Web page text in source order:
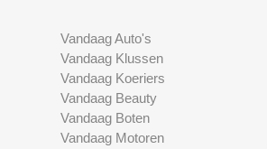
Vandaag Auto's
Vandaag Klussen
Vandaag Koeriers
Vandaag Beauty
Vandaag Boten
Vandaag Motoren